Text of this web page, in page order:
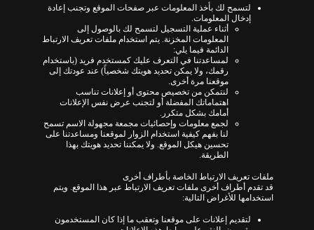
لتسمح لك بأخذ المعلومات عبر صفحات الموقع وتجنب إعادة
إدخال المعلومات.
أثناء عملية التسجيل لتسمح لك بالوصول إلى
المعلومات المخزنة. يتم استخدام ملفات تعريف الارتباط
الدائمة فيما يلي:
لمساعدتنا في التعرف عليك كمستخدم فريد (باستخدام
رقمك، ولا يمكن تحديد هويتك شخصياً) عند عودتك إلى
موقعنا مرة أخرى.
لنتمكن من تخصيص محتوى أو إعلانات تناسب
اهتماماتك المفضلة أو لتجنب عرض نفس الإعلانات
أمامك بشكل متكرر.
لجمع معلومات وإحصائيات مجمعة مجهولة الاسم تسمح
لنا بفهم كيفية استخدام الزوار لموقعنا ومساعدتنا على
تحسين هيكل الموقع. ولا يمكننا تحديد هويتك بهذا
الطريقة.
ملفات تعريف الارتباط الخاصة بأطراف أخرى
قد تقدم أطراف أخرى ملفات تعريف الارتباط عبر هذا الموقع. ويتم
استخدامها للأغراض التالية:
لتقديم إعلانات على موقعنا وتعقب ما إذا كان المستخدمون